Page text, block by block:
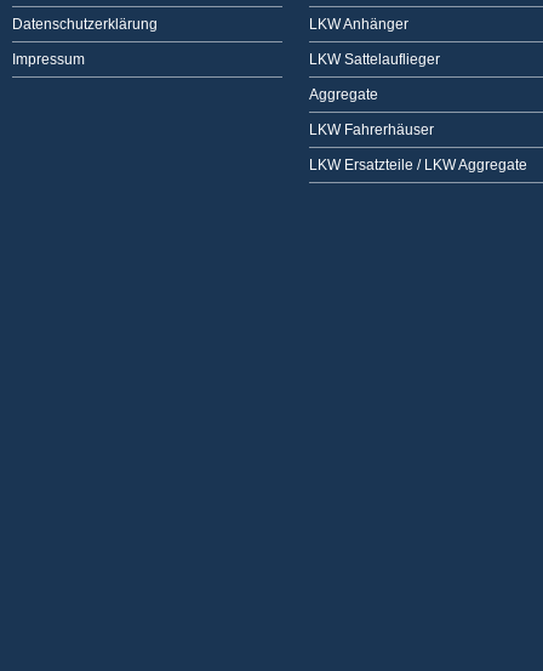
Datenschutzerklärung
Impressum
LKW Anhänger
LKW Sattelauflieger
Aggregate
LKW Fahrerhäuser
LKW Ersatzteile / LKW Aggregate